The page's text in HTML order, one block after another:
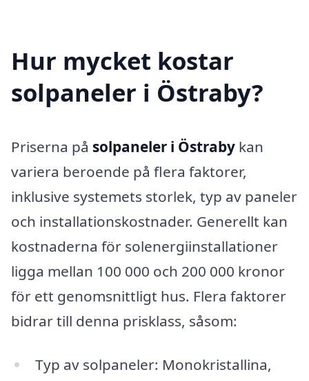
Hur mycket kostar
solpaneler i Östraby?
Priserna på solpaneler i Östraby kan
variera beroende på flera faktorer,
inklusive systemets storlek, typ av paneler
och installationskostnader. Generellt kan
kostnaderna för solenergiinstallationer
ligga mellan 100 000 och 200 000 kronor
för ett genomsnittligt hus. Flera faktorer
bidrar till denna prisklass, såsom:
Typ av solpaneler: Monokristallina,